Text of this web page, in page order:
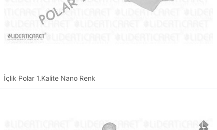
İçlik Polar 1.Kalite Nano Renk